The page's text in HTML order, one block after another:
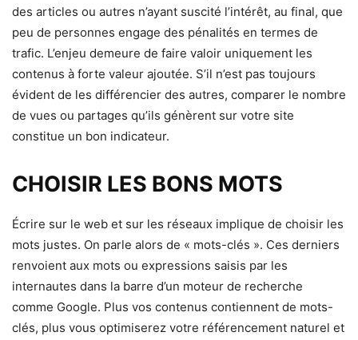
des articles ou autres n’ayant suscité l’intérêt, au final, que
peu de personnes engage des pénalités en termes de
trafic. L’enjeu demeure de faire valoir uniquement les
contenus à forte valeur ajoutée. S’il n’est pas toujours
évident de les différencier des autres, comparer le nombre
de vues ou partages qu’ils génèrent sur votre site
constitue un bon indicateur.
CHOISIR LES BONS MOTS
Écrire sur le web et sur les réseaux implique de choisir les
mots justes. On parle alors de « mots-clés ». Ces derniers
renvoient aux mots ou expressions saisis par les
internautes dans la barre d’un moteur de recherche
comme Google. Plus vos contenus contiennent de mots-
clés, plus vous optimiserez votre référencement naturel et